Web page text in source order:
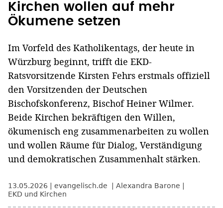
Kirchen wollen auf mehr
Ökumene setzen
Im Vorfeld des Katholikentags, der heute in
Würzburg beginnt, trifft die EKD-
Ratsvorsitzende Kirsten Fehrs erstmals offiziell
den Vorsitzenden der Deutschen
Bischofskonferenz, Bischof Heiner Wilmer.
Beide Kirchen bekräftigen den Willen,
ökumenisch eng zusammenarbeiten zu wollen
und wollen Räume für Dialog, Verständigung
und demokratischen Zusammenhalt stärken.
13.05.2026 evangelisch.de
Alexandra Barone
EKD und Kirchen